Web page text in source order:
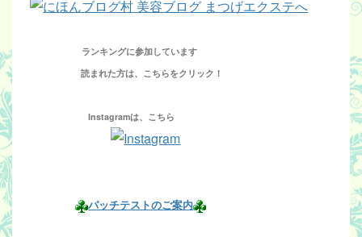
ランキングに参加しています
読まれた方は、こちらをクリック！
Instagramは、こちら
パッチテストのご案内